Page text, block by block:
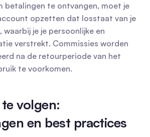
betalingen te ontvangen, moet je
opzetten dat losstaat van je
je je persoonlijke en
verstrekt. Commissies worden
na de retourperiode van het
te voorkomen.
volgen:
en best practices